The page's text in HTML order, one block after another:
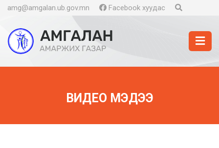
amg@amgalan.ub.gov.mn Facebook хуудас
ВИДЕО МЭДЭЭ